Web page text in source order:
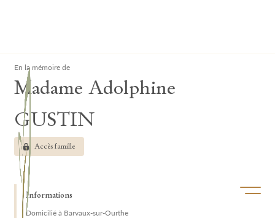
Ouvrir/
En la mémoire de
Madame Adolphine
GUSTIN
Accès famille
Informations
Domicilié à Barvaux-sur-Ourthe